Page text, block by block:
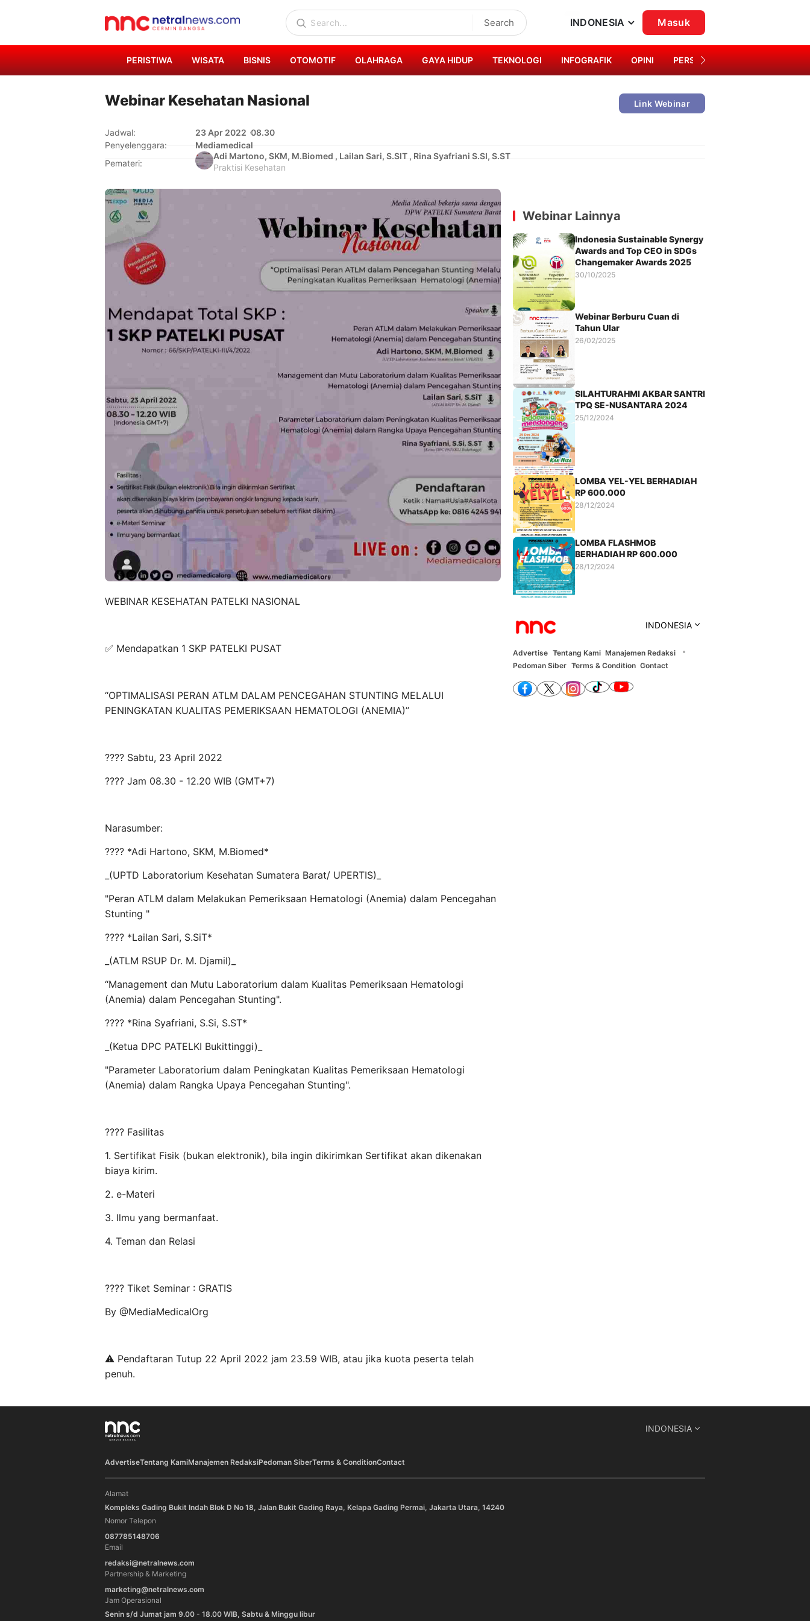
Search INDONESIA Masuk
PERISTIWA WISATA BISNIS OTOMOTIF OLAHRAGA GAYA HIDUP TEKNOLOGI INFOGRAFIK OPINI PERSONA
Webinar Kesehatan Nasional Link Webinar
Jadwal: 23 Apr 2022 08.30
Penyelenggara:
Mediamedical
Pemateri:
Adi Martono, SKM, M.Biomed , Lailan Sari, S.SIT , Rina Syafriani S.SI, S.ST
Praktisi Kesehatan
WEBINAR KESEHATAN PATELKI NASIONAL
✅ Mendapatkan 1 SKP PATELKI PUSAT
“OPTIMALISASI PERAN ATLM DALAM PENCEGAHAN STUNTING MELALUI
PENINGKATAN KUALITAS PEMERIKSAAN HEMATOLOGI (ANEMIA)”
????️ Sabtu, 23 April 2022
???? Jam 08.30 - 12.20 WIB (GMT+7)
Narasumber:
????️ *Adi Hartono, SKM, M.Biomed*
_(UPTD Laboratorium Kesehatan Sumatera Barat/ UPERTIS)_
"Peran ATLM dalam Melakukan Pemeriksaan Hematologi (Anemia) dalam Pencegahan
Stunting "
????️ *Lailan Sari, S.SiT*
_(ATLM RSUP Dr. M. Djamil)_
“Management dan Mutu Laboratorium dalam Kualitas Pemeriksaan Hematologi
(Anemia) dalam Pencegahan Stunting".
????️ *Rina Syafriani, S.Si, S.ST*
_(Ketua DPC PATELKI Bukittinggi)_
"Parameter Laboratorium dalam Peningkatan Kualitas Pemeriksaan Hematologi
(Anemia) dalam Rangka Upaya Pencegahan Stunting".
???? Fasilitas
1. Sertifikat Fisik (bukan elektronik), bila ingin dikirimkan Sertifikat akan dikenakan
biaya kirim.
2. e-Materi
3. Ilmu yang bermanfaat.
4. Teman dan Relasi
????️ Tiket Seminar : GRATIS
By @MediaMedicalOrg
⚠️ Pendaftaran Tutup 22 April 2022 jam 23.59 WIB, atau jika kuota peserta telah
penuh.
Webinar Lainnya
Indonesia Sustainable Synergy
Awards and Top CEO in SDGs
Changemaker Awards 2025
30/10/2025
Webinar Berburu Cuan di
Tahun Ular
26/02/2025
SILAHTURAHMI AKBAR SANTRI
TPQ SE-NUSANTARA 2024
25/12/2024
LOMBA YEL-YEL BERHADIAH
RP 600.000
28/12/2024
LOMBA FLASHMOB
BERHADIAH RP 600.000
28/12/2024
INDONESIA
Advertise Tentang Kami Manajemen Redaksi
Pedoman Siber Terms & Condition Contact
INDONESIA
AdvertiseTentang KamiManajemen RedaksiPedoman SiberTerms & ConditionContact
Alamat
Kompleks Gading Bukit Indah Blok D No 18, Jalan Bukit Gading Raya, Kelapa Gading Permai, Jakarta Utara, 14240
Nomor Telepon
087785148706
Email
redaksi@netralnews.com
Partnership & Marketing
marketing@netralnews.com
Jam Operasional
Senin s/d Jumat jam 9.00 - 18.00 WIB, Sabtu & Minggu libur